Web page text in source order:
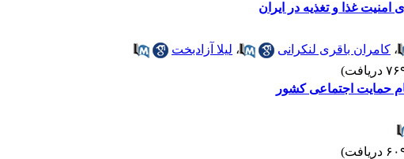
امنیت غذا و تغذیه در ایران
، کامران باقری لنکرانی ، لیلا آزادبخت
حمایت اجتماعی کشور